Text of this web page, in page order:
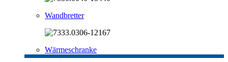
Wandbretter
Wärmeschranke